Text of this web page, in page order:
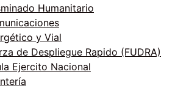
Humanitario
y Vial
de Despliegue Rapido (FUDRA)
Ejercito Nacional